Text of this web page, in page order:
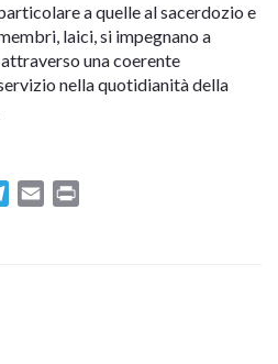
a quelle al sacerdozio e
laici, si impegnano a
una coerente
nella quotidianità della
Telegram
Email